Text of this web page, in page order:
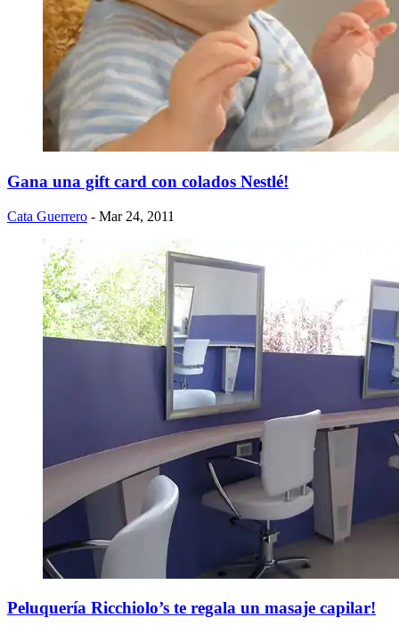
Gana una gift card con colados Nestlé!
Cata Guerrero - Mar 24, 2011
Peluquería Ricchiolo’s te regala un masaje capilar!